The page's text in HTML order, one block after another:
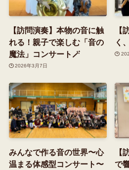
【訪問演奏】本物の音に触
れる！親子で楽しむ「音の
魔法」コンサート🪄
2026年3月7日
【
く
みんなで作る音の世界〜心
温まる体感型コンサート〜
【
で